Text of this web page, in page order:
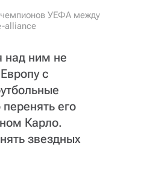
УЕФА между
alliance
над ним не
с
его
Карло.
звездных